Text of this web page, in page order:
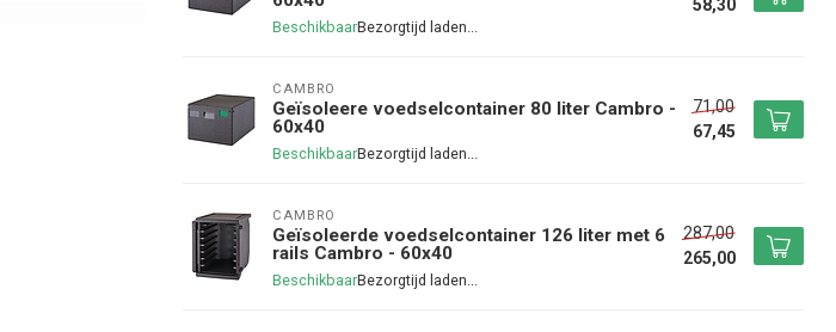
Beschikbaar
58,30
CAMBRO
Geïsoleere voedselcontainer 80 liter Cambro -
60x40
Beschikbaar
71,00
67,45
CAMBRO
Geïsoleerde voedselcontainer 126 liter met 6
rails Cambro - 60x40
Beschikbaar
287,00
265,00